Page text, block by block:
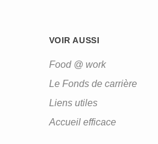
VOIR AUSSI
Food @ work
Le Fonds de carrière
Liens utiles
Accueil efficace